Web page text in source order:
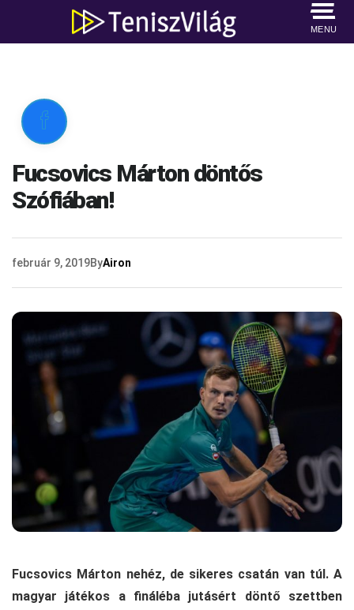
MENU

Fucsovics Márton döntős
Szófiában!
február 9, 2019ByAiron
Fucsovics Márton nehéz, de sikeres csatán van túl. A
magyar játékos a fináléba jutásért döntő szettben